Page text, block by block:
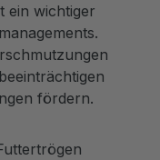
ein wichtiger
fördern.